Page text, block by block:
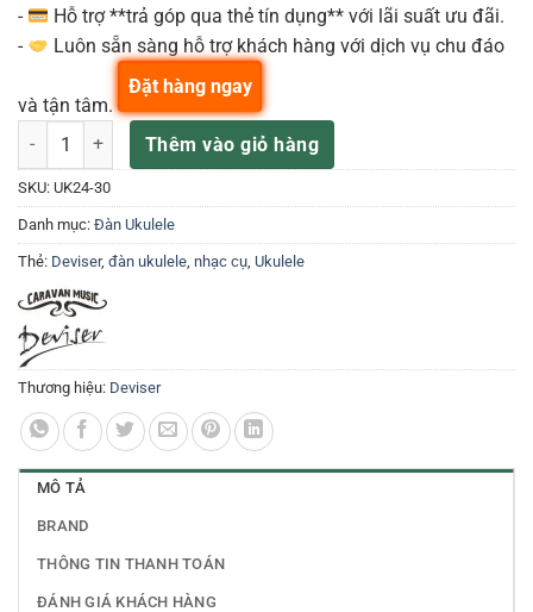
-
Hỗ trợ **trả góp qua thẻ tín dụng** với lãi suất ưu đãi.
-
Luôn sẵn sàng hỗ trợ khách hàng với dịch vụ chu đáo
và tận tâm.
Đàn Ukulele Deviser UK-24-30 số lượng
Thêm vào giỏ hàng
Đặt hàng ngay
SKU: UK24-30
Danh mục: Đàn Ukulele
Thẻ: Deviser, đàn ukulele, nhạc cụ, Ukulele
Thương hiệu: Deviser
MÔ TẢ
BRAND
THÔNG TIN THANH TOÁN
ĐÁNH GIÁ KHÁCH HÀNG